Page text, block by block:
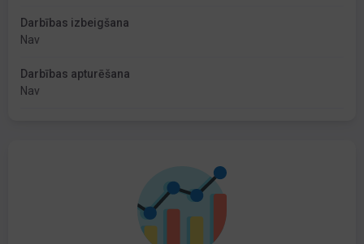
Darbības izbeigšana
Nav
Darbības apturēšana
Nav